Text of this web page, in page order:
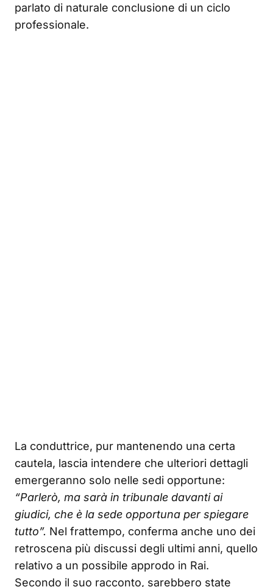
parlato di naturale conclusione di un ciclo
professionale.
La conduttrice, pur mantenendo una certa
cautela, lascia intendere che ulteriori dettagli
emergeranno solo nelle sedi opportune:
“Parlerò, ma sarà in tribunale davanti ai
giudici, che è la sede opportuna per spiegare
tutto”. Nel frattempo, conferma anche uno dei
retroscena più discussi degli ultimi anni, quello
relativo a un possibile approdo in Rai.
Secondo il suo racconto, sarebbero state